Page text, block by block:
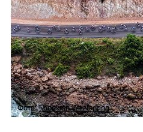
Фото:Songkran Weelapong